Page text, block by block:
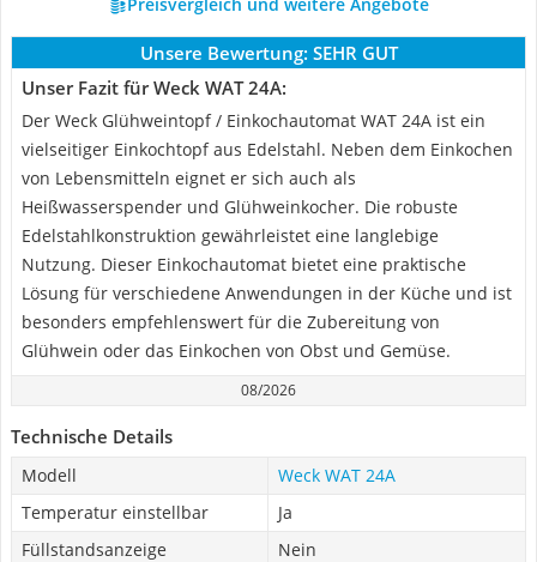
Unsere Bewertung: SEHR GUT
Unser Fazit für Weck WAT 24A:
Der Weck Glühweintopf / Einkochautomat WAT 24A ist ein
vielseitiger Einkochtopf aus Edelstahl. Neben dem Einkochen
von Lebensmitteln eignet er sich auch als
Heißwasserspender und Glühweinkocher. Die robuste
Edelstahlkonstruktion gewährleistet eine langlebige
Nutzung. Dieser Einkochautomat bietet eine praktische
Lösung für verschiedene Anwendungen in der Küche und ist
besonders empfehlenswert für die Zubereitung von
Glühwein oder das Einkochen von Obst und Gemüse.
08/2026
Technische Details
Modell
Weck WAT 24A
Temperatur einstellbar
Ja
Füllstandsanzeige
Nein